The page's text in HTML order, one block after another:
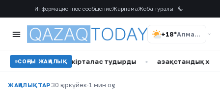
Информационное сообщениеЖарнамаЖоба туралы
+18° Алматы
СОҢҒЫ ЖАҢАЛЫҚ
пікірталас тудырды • Қазақстандық хоккейші Бұлбұл
ЖАҢАЛЫҚТАР 30 қыркүйек·1 мин оқу